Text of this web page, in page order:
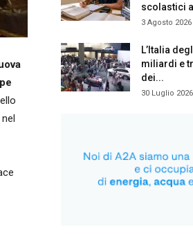
scolastici
3 Agosto 2026
L’Italia
miliardi e
dei...
30 Luglio 2026